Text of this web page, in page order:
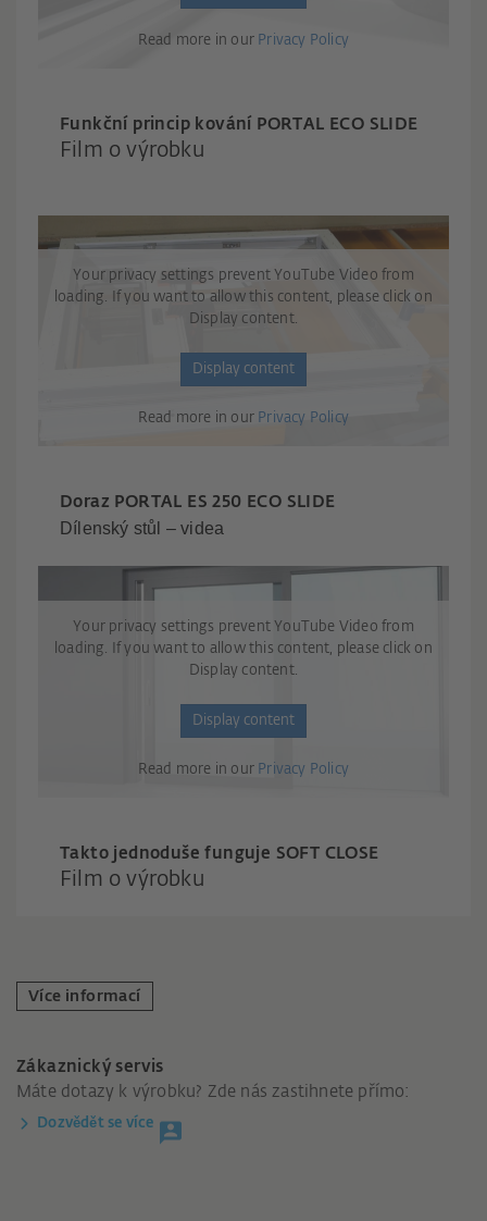
Read more in our Privacy Policy
Funkční princip kování PORTAL ECO SLIDE
Film o výrobku
Your privacy settings prevent YouTube Video from
loading. If you want to allow this content, please click on
Display content.
Display content
Read more in our Privacy Policy
Doraz PORTAL ES 250 ECO SLIDE
Dílenský stůl – videa
Your privacy settings prevent YouTube Video from
loading. If you want to allow this content, please click on
Display content.
Display content
Read more in our Privacy Policy
Takto jednoduše funguje SOFT CLOSE
Film o výrobku
Více informací
Zákaznický servis
Máte dotazy k výrobku? Zde nás zastihnete přímo:
Dozvědět se více